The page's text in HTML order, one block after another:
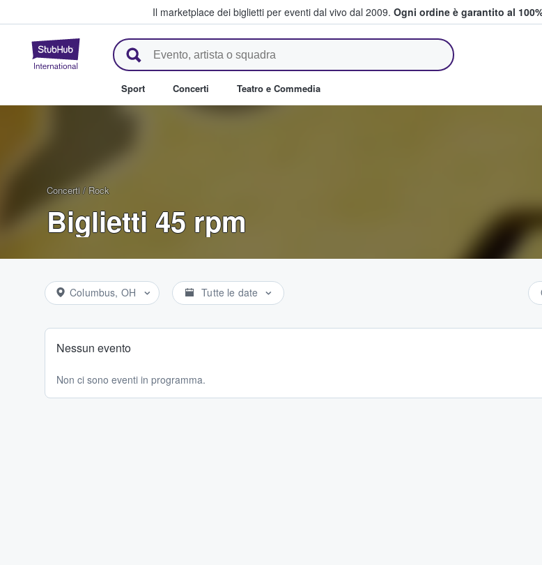
Il marketplace dei biglietti per eventi dal vivo dal 2009. Ogni ordine è garantito al
StubHub - Dove i fan comprano e vendono biglietti
Sport Concerti Teatro e Commedia
Concerti / Rock
Biglietti 45 rpm
Columbus, OH Tutte le date
Nessun evento
Non ci sono eventi in programma.